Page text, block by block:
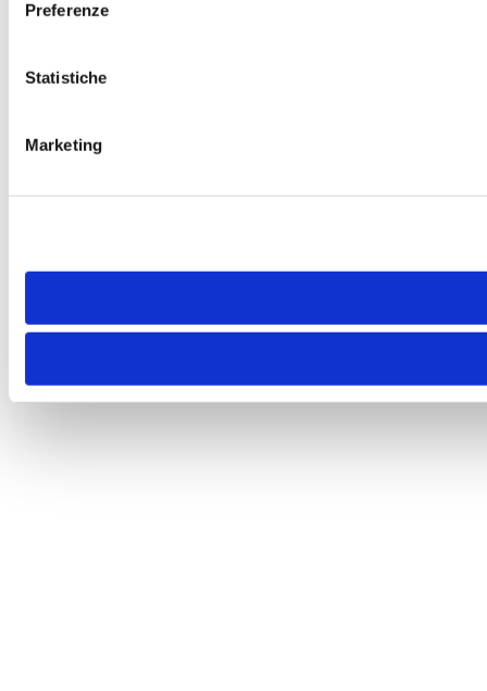
Preferenze
Statistiche
Marketing